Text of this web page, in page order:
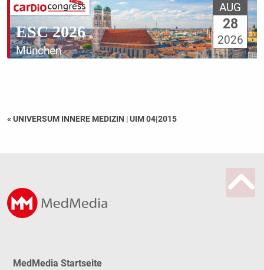
ESC 2026
München
AUG
28
2026
« UNIVERSUM INNERE MEDIZIN |UIM 04|2015
MedMedia Startseite